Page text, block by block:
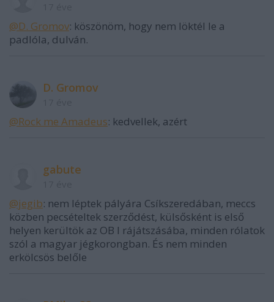
@D. Gromov: köszönöm, hogy nem löktél le a
padlóla, dulván.
D. Gromov
@Rock me Amadeus: kedvellek, azért
gabute
@jegib: nem léptek pályára Csíkszeredában, meccs
közben pecsételtek szerződést, külsősként is első
helyen kerültök az OB I rájátszásába, minden rólatok
szól a magyar jégkorongban. És nem minden
erkölcsös belőle